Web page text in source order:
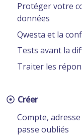
Protéger votre
données
Qwesta et la
Tests avant la
Traiter les
Créer
Compte,
passe oubliés